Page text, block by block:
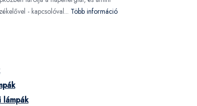
- kapcsolóval... Több információ
lámpák